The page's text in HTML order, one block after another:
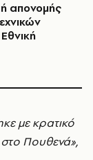
απονομής
με κρατικό
Πουθενά»,